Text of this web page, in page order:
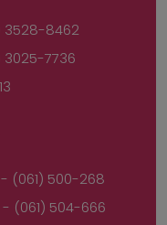
3528-8462
7736
- (061) 500-268
- (061) 504-666